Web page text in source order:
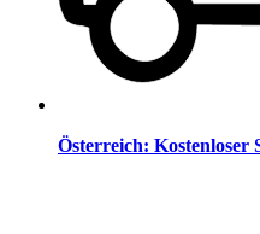
Österreich: Kostenloser